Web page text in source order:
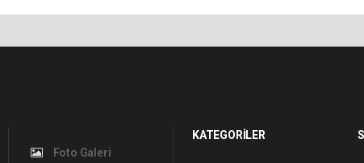
Foto Galeri
KATEGORİLER